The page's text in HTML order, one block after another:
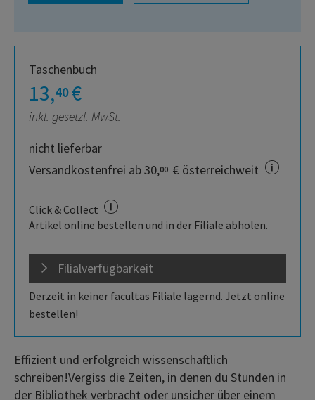
Taschenbuch
13,40€
inkl. gesetzl. MwSt.
nicht lieferbar
Versandkostenfrei ab 30,00 € österreichweit
Click & Collect
Artikel online bestellen und in der Filiale abholen.
Filialverfügbarkeit
Derzeit in keiner facultas Filiale lagernd. Jetzt online
bestellen!
Effizient und erfolgreich wissenschaftlich
schreiben!Vergiss die Zeiten, in denen du Stunden in
der Bibliothek verbracht oder unsicher über einem